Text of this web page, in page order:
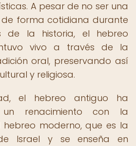
A pesar de no ser una
forma cotidiana durante
de la historia, el hebreo
vivo a través de la
oral, preservando así
y religiosa.
el hebreo antiguo ha
un renacimiento con la
hebreo moderno, que es la
Israel y se enseña en